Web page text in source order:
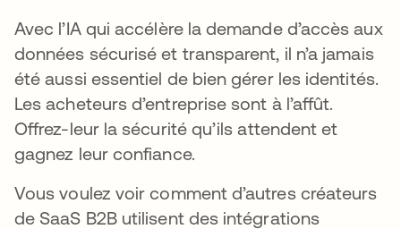
Avec l’IA qui accélère la demande d’accès aux
données sécurisé et transparent, il n’a jamais
été aussi essentiel de bien gérer les identités.
Les acheteurs d’entreprise sont à l’affût.
Offrez-leur la sécurité qu’ils attendent et
gagnez leur confiance.
Vous voulez voir comment d’autres créateurs
de SaaS B2B utilisent des intégrations